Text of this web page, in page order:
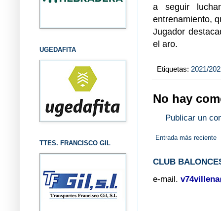
a seguir
entrenamiento,
Jugador
el aro.
Etiquetas: 2021/
No hay
Publicar un
Entrada más reciente
CLUB
e-mail.
UGEDAFITA
TTES. FRANCISCO GIL